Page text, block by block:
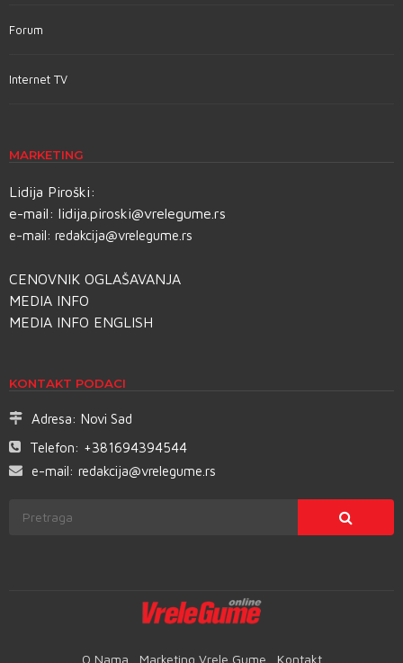
Forum
Internet TV
MARKETING
Lidija Piroški:
e-mail: lidija.piroski@vrelegume.rs
e-mail: redakcija@vrelegume.rs
CENOVNIK OGLAŠAVANJA
MEDIA INFO
MEDIA INFO ENGLISH
KONTAKT PODACI
Adresa: Novi Sad
Telefon: +381694394544
e-mail: redakcija@vrelegume.rs
O Nama Marketing Vrele Gume Kontakt